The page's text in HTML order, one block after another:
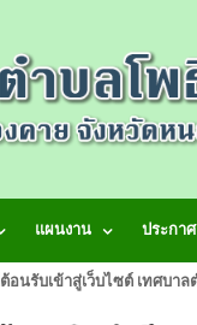
แผนงาน ประกาศ
อนรับเข้าสู่เว็บไซต์ เทศบาล